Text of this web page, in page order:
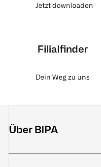
Jetzt downloaden
Filialfinder
Dein Weg zu uns
Über BIPA